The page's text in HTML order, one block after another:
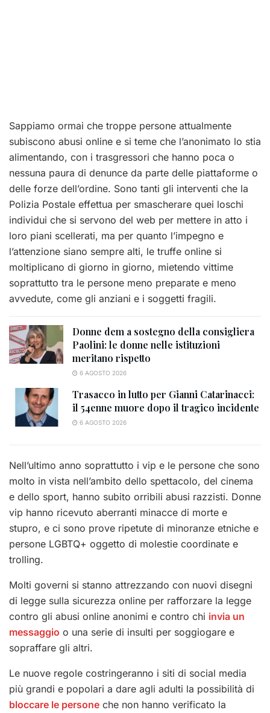
Sappiamo ormai che troppe persone attualmente
subiscono abusi online e si teme che l’anonimato lo stia
alimentando, con i trasgressori che hanno poca o
nessuna paura di denunce da parte delle piattaforme o
delle forze dell’ordine. Sono tanti gli interventi che la
Polizia Postale effettua per smascherare quei loschi
individui che si servono del web per mettere in atto i
loro piani scellerati, ma per quanto l’impegno e
l’attenzione siano sempre alti, le truffe online si
moltiplicano di giorno in giorno, mietendo vittime
soprattutto tra le persone meno preparate e meno
avvedute, come gli anziani e i soggetti fragili.
Donne dem a sostegno della consigliera
Paolini: le donne nelle istituzioni
meritano rispetto
6 AGOSTO 2026
Trasacco in lutto per Gianni Catarinacci:
il 54enne muore dopo il tragico incidente
6 AGOSTO 2026
Nell’ultimo anno soprattutto i vip e le persone che sono
molto in vista nell’ambito dello spettacolo, del cinema
e dello sport, hanno subito orribili abusi razzisti. Donne
vip hanno ricevuto aberranti minacce di morte e
stupro, e ci sono prove ripetute di minoranze etniche e
persone LGBTQ+ oggetto di molestie coordinate e
trolling.
Molti governi si stanno attrezzando con nuovi disegni
di legge sulla sicurezza online per rafforzare la legge
contro gli abusi online anonimi e contro chi invia un
messaggio o una serie di insulti per soggiogare e
sopraffare gli altri.
Le nuove regole costringeranno i siti di social media
più grandi e popolari a dare agli adulti la possibilità di
bloccare le persone che non hanno verificato la